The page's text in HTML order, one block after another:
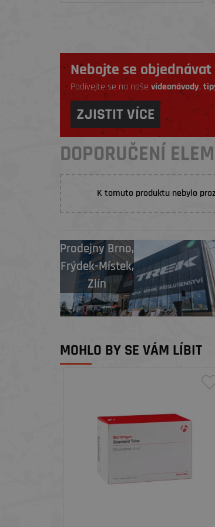
Nebojte se
Podívejte se na naše videonávody,
ZJISTIT VÍCE
DOPORUČENÍ
K tomuto produktu nebylo
ProdejnyBrno,
Frýdek-Místek,
Zlín
MOHLO BY SE VÁM LÍBIT